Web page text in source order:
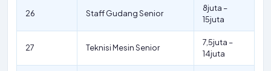
26 Staff Gudang Senior
8juta –
15juta
27 Teknisi Mesin Senior
7,5juta –
14juta